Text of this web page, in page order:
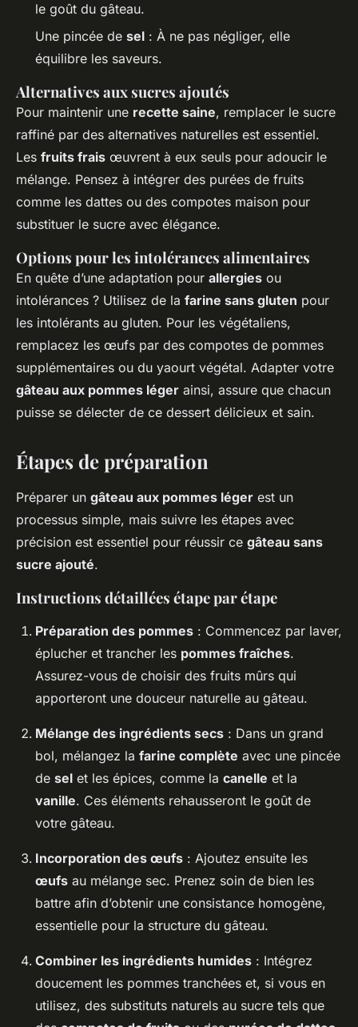
le goût du gâteau.
Une pincée de sel : À ne pas négliger, elle
équilibre les saveurs.
Alternatives aux sucres ajoutés
Pour maintenir une recette saine, remplacer le sucre
raffiné par des alternatives naturelles est essentiel.
Les fruits frais œuvrent à eux seuls pour adoucir le
mélange. Pensez à intégrer des purées de fruits
comme les dattes ou des compotes maison pour
substituer le sucre avec élégance.
Options pour les intolérances alimentaires
En quête d’une adaptation pour allergies ou
intolérances ? Utilisez de la farine sans gluten pour
les intolérants au gluten. Pour les végétaliens,
remplacez les œufs par des compotes de pommes
supplémentaires ou du yaourt végétal. Adapter votre
gâteau aux pommes léger ainsi, assure que chacun
puisse se délecter de ce dessert délicieux et sain.
Étapes de préparation
Préparer un gâteau aux pommes léger est un
processus simple, mais suivre les étapes avec
précision est essentiel pour réussir ce gâteau sans
sucre ajouté.
Instructions détaillées étape par étape
Préparation des pommes : Commencez par laver,
éplucher et trancher les pommes fraîches.
Assurez-vous de choisir des fruits mûrs qui
apporteront une douceur naturelle au gâteau.
Mélange des ingrédients secs : Dans un grand
bol, mélangez la farine complète avec une pincée
de sel et les épices, comme la canelle et la
vanille. Ces éléments rehausseront le goût de
votre gâteau.
Incorporation des œufs : Ajoutez ensuite les
œufs au mélange sec. Prenez soin de bien les
battre afin d’obtenir une consistance homogène,
essentielle pour la structure du gâteau.
Combiner les ingrédients humides : Intégrez
doucement les pommes tranchées et, si vous en
utilisez, des substituts naturels au sucre tels que